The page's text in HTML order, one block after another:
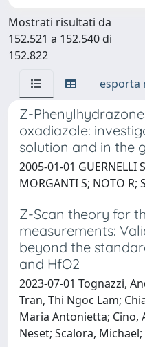
Mostrati risultati da
152.521 a 152.540 di
152.822
esporta
Z-
oxadiazole:
solution and in the
2005-01-01 GUERNELLI
MORGANTI S; NOTO R;
Z-Scan theory for
measurements:
beyond the
and HfO2
2023-07-01 Tognazzi,
Tran, Thi Ngoc Lam;
Maria Antonietta; Cino,
Neset; Scalora,